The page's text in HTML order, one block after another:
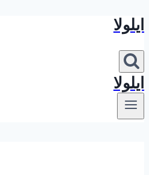
بازگشت
محتوا
ایلولا
ایلولا